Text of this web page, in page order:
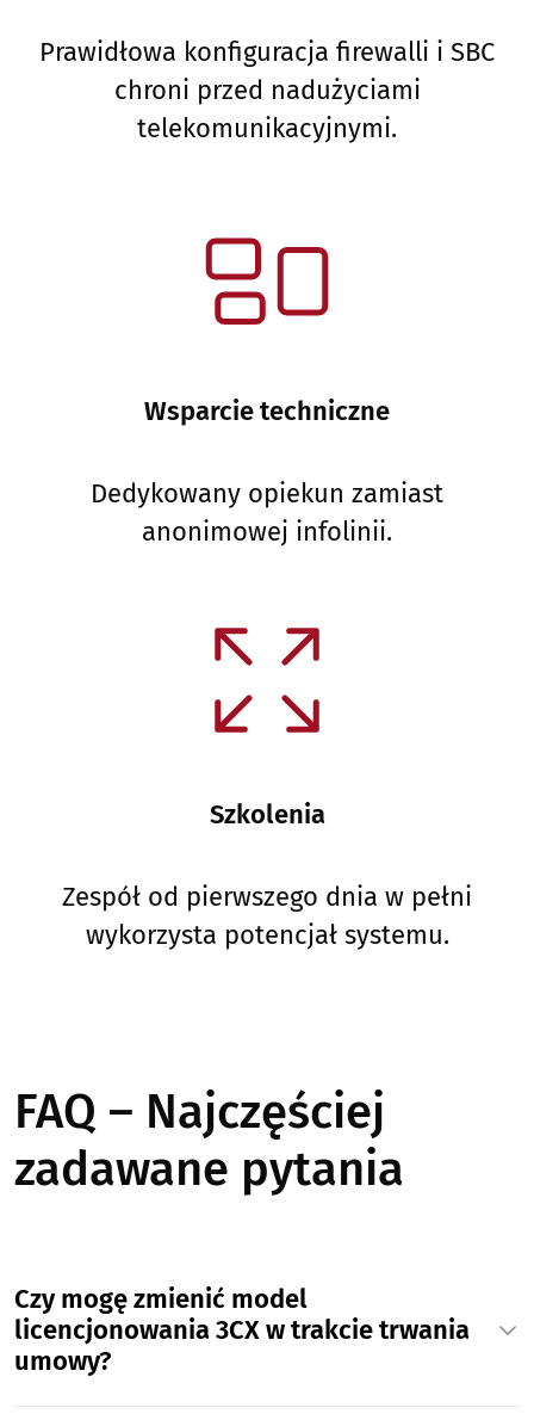
Prawidłowa konfiguracja firewalli i SBC
chroni przed nadużyciami
telekomunikacyjnymi.
Wsparcie techniczne
Dedykowany opiekun zamiast
anonimowej infolinii.
Szkolenia
Zespół od pierwszego dnia w pełni
wykorzysta potencjał systemu.
FAQ – Najczęściej
zadawane pytania
Czy mogę zmienić model
licencjonowania 3CX w trakcie trwania
umowy?